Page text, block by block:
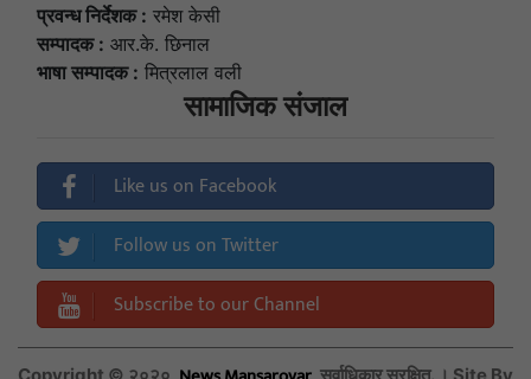
प्रवन्ध निर्देशक : रमेश केसी
सम्पादक : आर.के. छिनाल
भाषा सम्पादक : मित्रलाल वली
सामाजिक संजाल
Like us on Facebook
Follow us on Twitter
Subscribe to our Channel
Copyright © २०२०, , सर्वाधिकार सुरक्षित. । Site By